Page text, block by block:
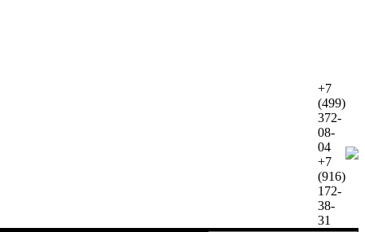
+7
(499)
372-
08-
04
+7
(916)
172-
38-
31